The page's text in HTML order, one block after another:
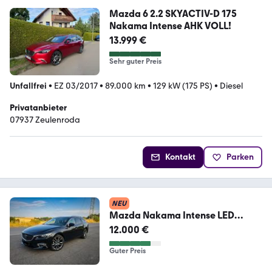
Mazda 6 2.2 SKYACTIV-D 175
Nakama Intense AHK VOLL!
13.999 €
Sehr guter Preis
Unfallfrei • EZ 03/2017• 89.000 km • 129 kW (175 PS) • Diesel
Privatanbieter
07937 Zeulenroda
Kontakt Parken
NEU
Mazda Nakama Intense LED
Schiebedach BOSE Leder
12.000 €
Guter Preis